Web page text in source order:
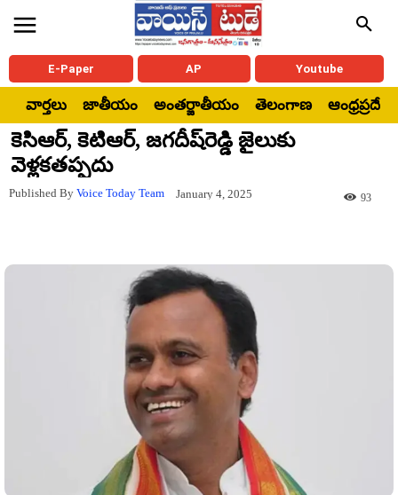
E-Paper AP Youtube
వార్తలు జాతీయం అంతర్జాతీయం తెలంగాణ ఆంధ్రప్రదేశ్
కెసిఆర్, కెటిఆర్‌, జగదీష్‌రెడ్డి జైలుకు
వెళ్లకతప్పదు
Published By Voice Today Team January 4, 2025 93